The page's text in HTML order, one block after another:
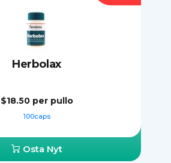
Herbolax
$18.50 per pullo
100caps
Osta Nyt